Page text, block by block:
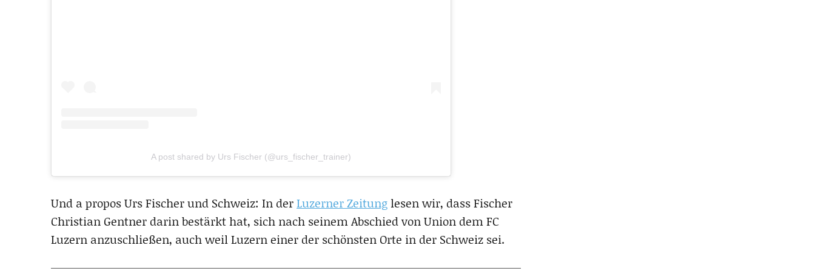
A post shared by Urs Fischer (@urs_fischer_trainer)
Und a propos Urs Fischer und Schweiz: In derLuzerner Zeitung lesen wir, dass Fischer
Christian Gentner darin bestärkt hat, sich nach seinem Abschied von Union dem FC
Luzern anzuschließen, auch weil Luzern einer der schönsten Orte in der Schweiz sei.